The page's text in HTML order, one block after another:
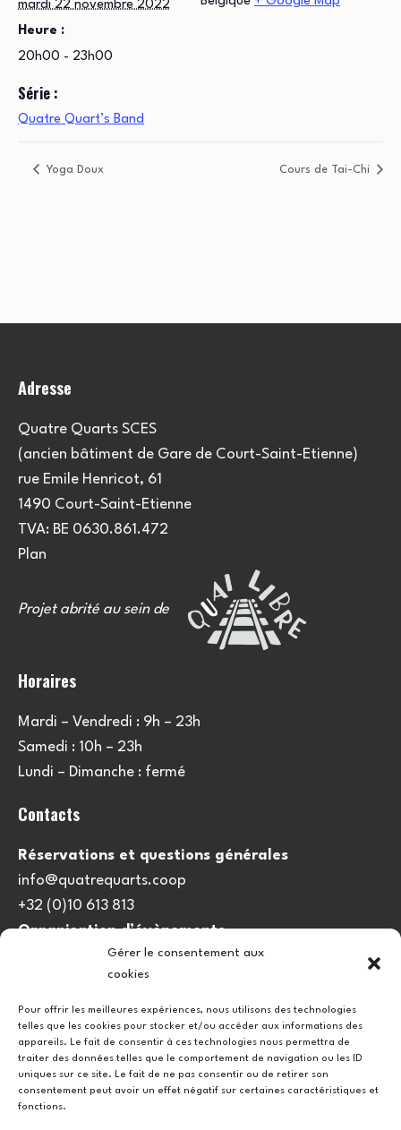
Gérer le consentement aux
cookies
Pour offrir les meilleures expériences, nous utilisons des technologies
telles que les cookies pour stocker et/ou accéder aux informations des
appareils. Le fait de consentir à ces technologies nous permettra de
traiter des données telles que le comportement de navigation ou les ID
uniques sur ce site. Le fait de ne pas consentir ou de retirer son
consentement peut avoir un effet négatif sur certaines caractéristiques et
fonctions.
mardi 22 novembre 2022
Heure :
20h00 - 23h00
Série :
Quatre Quart’s Band
Yoga Doux Cours de Tai-Chi
Adresse
Quatre Quarts SCES
(ancien bâtiment de Gare de Court-Saint-Etienne)
rue Emile Henricot, 61
1490 Court-Saint-Etienne
TVA: BE 0630.861.472
Plan
Projet abrité au sein de
Horaires
Mardi – Vendredi : 9h – 23h
Samedi : 10h – 23h
Lundi – Dimanche : fermé
Contacts
Réservations et questions générales
info@quatrequarts.coop
+32 (0)10 613 813
Organisation d’évènements
viedulieu@quatrequarts.coop
Politique de cookies (UE)